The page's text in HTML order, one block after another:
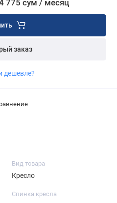
775 сум / месяц
заказ
дешевле?
Вид товара
Кресло
Спинка кресла